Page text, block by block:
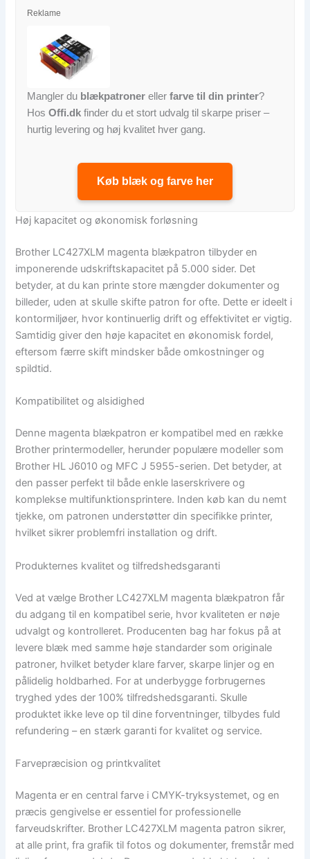
Reklame
Mangler du blækpatroner ellerfarve til din printer?
HosOffi.dk finder du et stort udvalg til skarpe priser –
hurtig levering og høj kvalitet hver gang.
Køb blæk og farve her
Høj kapacitet og økonomisk forløsning
Brother LC427XLM magenta blækpatron tilbyder en
imponerende udskriftskapacitet på 5.000 sider. Det
betyder, at du kan printe store mængder dokumenter og
billeder, uden at skulle skifte patron for ofte. Dette er ideelt i
kontormiljøer, hvor kontinuerlig drift og effektivitet er vigtig.
Samtidig giver den høje kapacitet en økonomisk fordel,
eftersom færre skift mindsker både omkostninger og
spildtid.
Kompatibilitet og alsidighed
Denne magenta blækpatron er kompatibel med en række
Brother printermodeller, herunder populære modeller som
Brother HL J6010 og MFC J 5955-serien. Det betyder, at
den passer perfekt til både enkle laserskrivere og
komplekse multifunktionsprintere. Inden køb kan du nemt
tjekke, om patronen understøtter din specifikke printer,
hvilket sikrer problemfri installation og drift.
Produkternes kvalitet og tilfredshedsgaranti
Ved at vælge Brother LC427XLM magenta blækpatron får
du adgang til en kompatibel serie, hvor kvaliteten er nøje
udvalgt og kontrolleret. Producenten bag har fokus på at
levere blæk med samme høje standarder som originale
patroner, hvilket betyder klare farver, skarpe linjer og en
pålidelig holdbarhed. For at underbygge forbrugernes
tryghed ydes der 100% tilfredshedsgaranti. Skulle
produktet ikke leve op til dine forventninger, tilbydes fuld
refundering – en stærk garanti for kvalitet og service.
Farvepræcision og printkvalitet
Magenta er en central farve i CMYK-tryksystemet, og en
præcis gengivelse er essentiel for professionelle
farveudskrifter. Brother LC427XLM magenta patron sikrer,
at alle print, fra grafik til fotos og dokumenter, fremstår med